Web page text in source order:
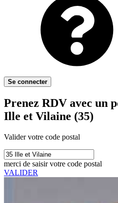
Se connecter
Prenez RDV avec un
Ille et Vilaine (35)
Valider votre code postal
merci de saisir votre code postal
VALIDER